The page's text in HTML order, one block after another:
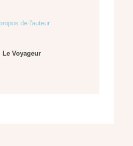
de l'auteur
Le Voyageur